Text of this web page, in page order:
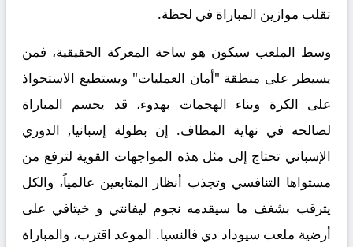
تقلب موازين المباراة في لحظة.
وسط الملعب سيكون هو ساحة المعركة الحقيقية، فمن
يسيطر على منطقة "أمان العمليات" ويستطيع الاستحواذ
على الكرة وبناء الهجمات بهدوء، قد يحسم المباراة
لصالحه في نهاية المطاف. إن بطولة إسبانيا, الدوري
الإسباني تحتاج إلى مثل هذه المواجهات القوية لترفع من
مستواها التنافسي وتجذب أنظار المتابعين عالمياً، والكل
يترقب بشغف ما سيقدمه نجوم ليفانتي و خيتافي على
أرضية ملعب سيوداد دي فالنسيا. الموعد اقترب، والمباراة